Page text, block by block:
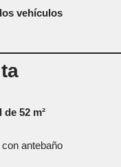
vehículos
52 m²
antebaño